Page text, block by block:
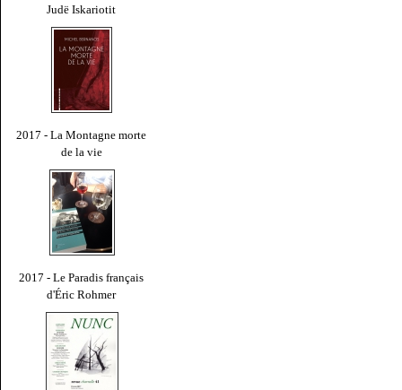
Judë Iskariotit
2017 - La Montagne morte
de la vie
2017 - Le Paradis français
d'Éric Rohmer